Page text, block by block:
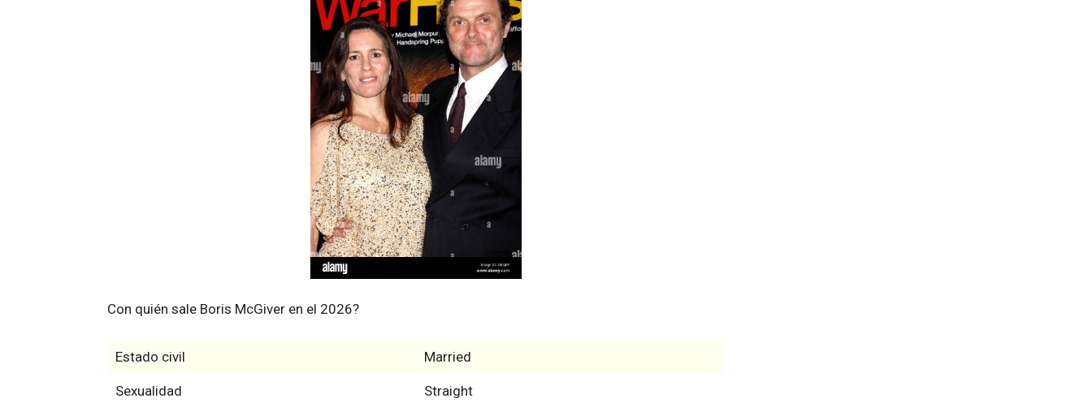
Con quién sale Boris McGiver en el 2026?
Estado civil Married
Sexualidad Straight